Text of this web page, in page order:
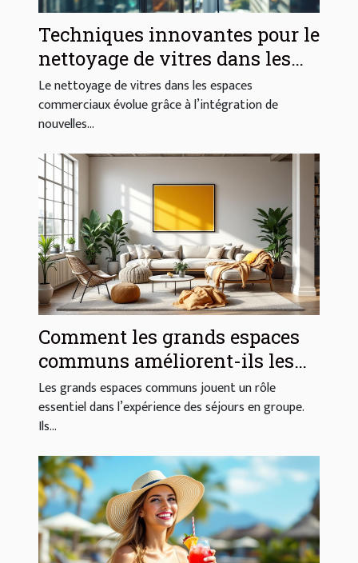
Techniques innovantes pour le
nettoyage de vitres dans les
espaces commerciaux
Le nettoyage de vitres dans les espaces
commerciaux évolue grâce à l’intégration de
nouvelles...
Comment les grands espaces
communs améliorent-ils les
séjours en groupe ?
Les grands espaces communs jouent un rôle
essentiel dans l’expérience des séjours en groupe.
Ils...